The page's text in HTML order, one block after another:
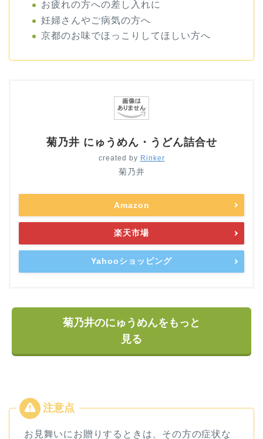
お疲れの方への差し入れに
妊婦さんやご病気の方へ
京都のお味でほっこりしてほしい方へ
菊乃井 にゅうめん・うどん詰合せ
created by Rinker
菊乃井
Amazon
楽天市場
Yahooショッピング
菊乃井のにゅうめんをもっと
見る
お見舞いにお贈りするときは、その方の症状な